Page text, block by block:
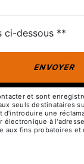
ci-dessous **
ENVOYER
et sont
seuls destinataires
une
électronique à
fins probatoires